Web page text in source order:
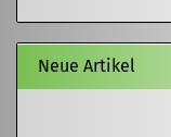
Neue Artikel